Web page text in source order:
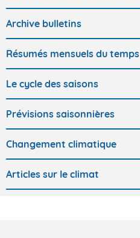
Archive bulletins
Résumés mensuels du temps
Le cycle des saisons
Prévisions saisonnières
Changement climatique
Articles sur le climat